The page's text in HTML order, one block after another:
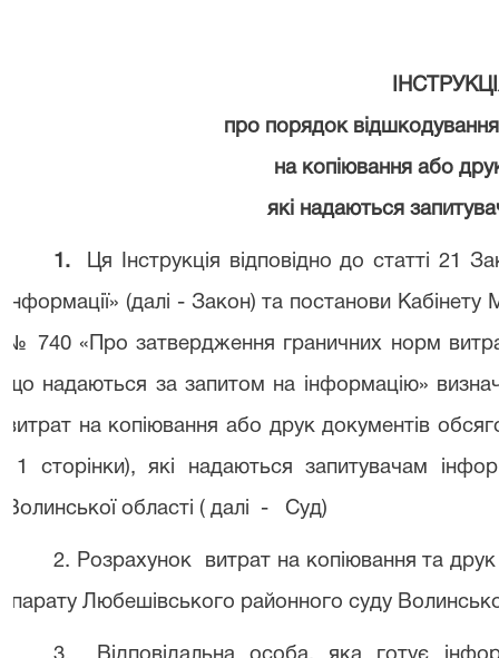
про порядок
на копіювання або
які надаються
1. Ця Інструкція відповідно до статті 21
інформації» (далі - Закон) та постанови Кабінету
№ 740 «Про затвердження граничних норм
що надаються за запитом на інформацію»
витрат на копіювання або друк документів
11 сторінки), які надаються запитувачам
Волинської області ( далі - Суд)
2. Розрахунок витрат на копіювання та
апарату Любешівського районного суду